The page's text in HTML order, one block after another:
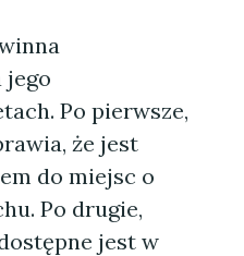
jego
Po pierwsze,
że jest
do miejsc o
Po drugie,
jest w